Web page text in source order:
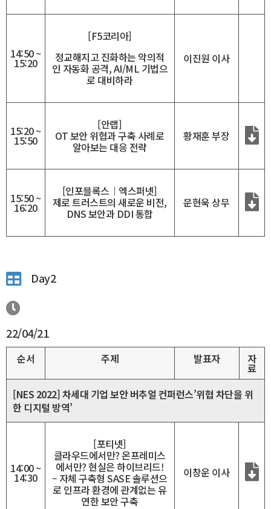
14:50 ~
15:20
[F5코리아]
정교해지고 진화하는 악의적
인 자동화 공격, AI/ML 기법으
로 대비하라
이진원 이사
15:20 ~
15:50
[안랩]
OT 보안 위협과 구축 사례로
알아보는 대응 전략
황재훈 부장
15:50 ~
16:20
[인포블록스｜엑스퍼넷]
제로 트러스트의 새로운 비전,
DNS 보안과 DDI 통합
문현욱 상무
Day2
22/04/21
순서 주제 발표자 자
료
[NES 2022] 차세대 기업 보안 버추얼 컨퍼런스’위협 차단을 위
한 디지털 방역’
14:00 ~
14:30
[포티넷]
클라우드에서만? 온프레미스
에서만? 현실은 하이브리드!
– 자체 구축형 SASE 솔루션으
로 인프라 환경에 관계없는 유
연한 보안 구축
이창운 이사